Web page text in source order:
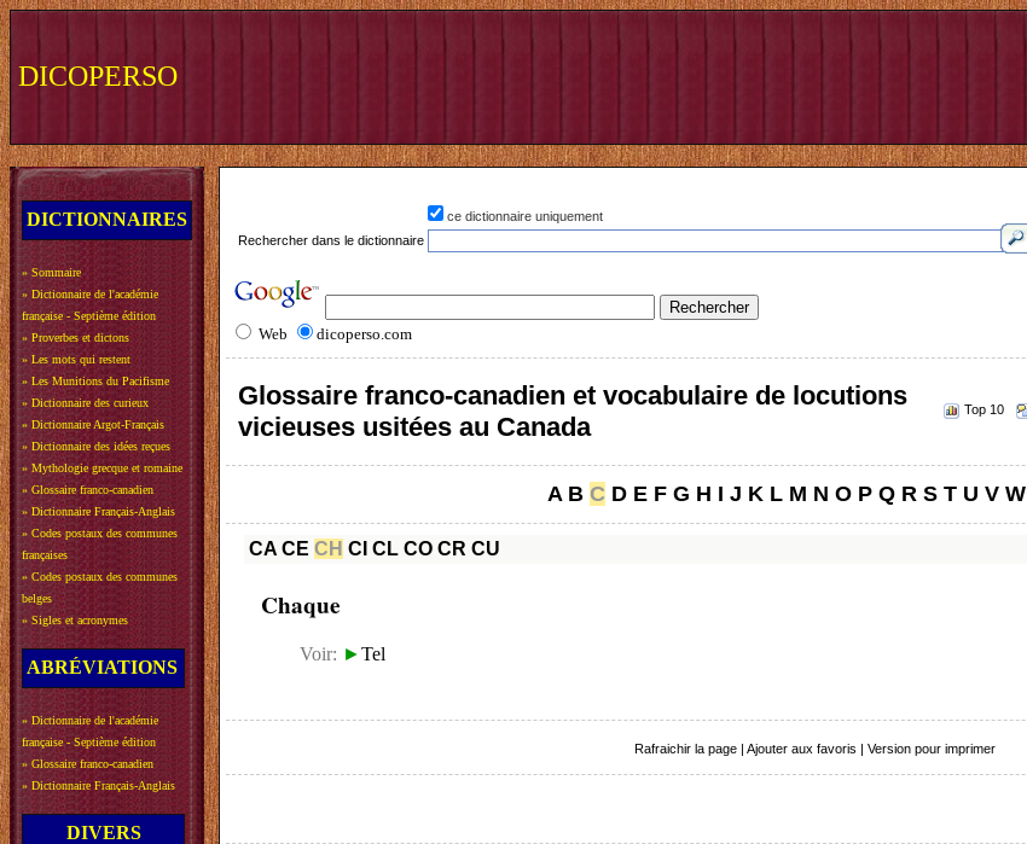
DICOPERSO
DICTIONNAIRES
» Sommaire
» Dictionnaire de l'académie
française - Septième édition
» Proverbes et dictons
» Les mots qui restent
» Les Munitions du Pacifisme
» Dictionnaire des curieux
» Dictionnaire Argot-Français
» Dictionnaire des idées reçues
» Mythologie grecque et romaine
» Glossaire franco-canadien
» Dictionnaire Français-Anglais
» Codes postaux des communes
françaises
» Codes postaux des communes
belges
» Sigles et acronymes
ABRÉVIATIONS
» Dictionnaire de l'académie
française - Septième édition
» Glossaire franco-canadien
» Dictionnaire Français-Anglais
DIVERS
ce dictionnaire uniquement
Rechercher dans le dictionnaire
Web dicoperso.com
Glossaire franco-canadien et vocabulaire de locutions
vicieuses usitées au Canada
Top 10
A B C D E F G H I J K L M N O P Q R S T U V W
CA CE CH CI CL CO CR CU
Chaque
Voir: ►Tel
Rafraichir la page | Ajouter aux favoris | Version pour imprimer